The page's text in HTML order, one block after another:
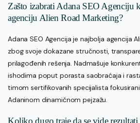
Zašto izabrati Adana SEO Agenciju
agenciju Alien Road Marketing?
Adana SEO Agencija je najbolja agencija
zbog svoje dokazane stručnosti,
prilagođenih rešenja. Nadmašuje
ishodima poput porasta saobraćaja i
timom sertifikovanih specijalista
Adaninom dinamičnom pejzažu.
Koliko dugo traje da se vide rezultati